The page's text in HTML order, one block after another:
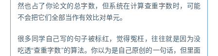
然也占了你论文的总字数，但系统在计算查重字数时，可能
不会把它们全部当作有效比对单元。
很多同学自己写的句子被标红，觉得冤枉，往往就是因为没
吃透“查重字数”的算法。你以为是自己原创的一句话，但里面